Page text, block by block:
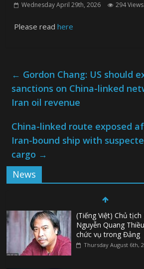
Wednesday April 29th, 2026 294 Views
Please readhere
← Gordon Chang: US should
sanctions on China-linked
Iran oil revenue
China-linked route exposed
Iran-bound ship with
cargo →
News
(Tiếng Việt) Chủ tịch
Nguyễn Quang
chức vụ trong Đảng
Thursday August 6th,